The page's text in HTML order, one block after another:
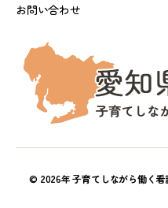
お問い合わせ
© 2026年子育てしながら働く